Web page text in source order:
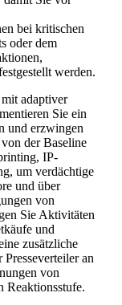
bei kritischen
oder dem
werden.
adaptiver
Sie ein
und erzwingen
der Baseline
IP-
um verdächtige
und über
von
Sie Aktivitäten
und
zusätzliche
an
von
Reaktionsstufe.